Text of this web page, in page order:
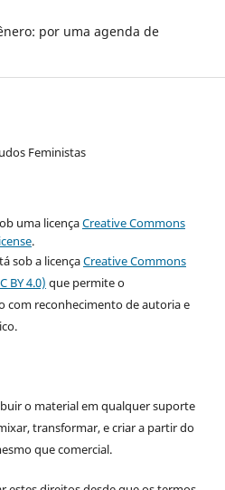
por uma agenda de
Feministas
uma licençaCreative Commons
.
sob a licençaCreative Commons
BY 4.0) que permite o
reconhecimento de autoria e
o material em qualquer suporte
transformar, e criar a partir do
que comercial.